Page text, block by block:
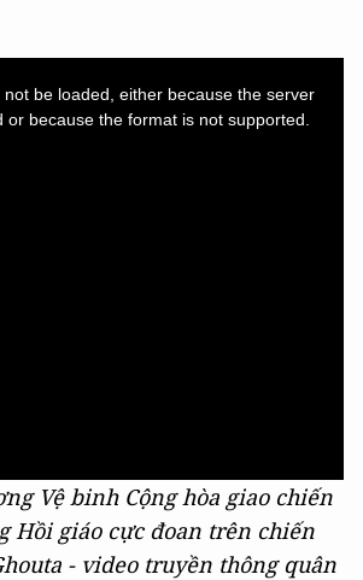
be loaded, either because the server
or because the format is not supported.
Vệ binh Cộng hòa giao chiến
Hồi giáo cực đoan trên chiến
- video truyền thông quân